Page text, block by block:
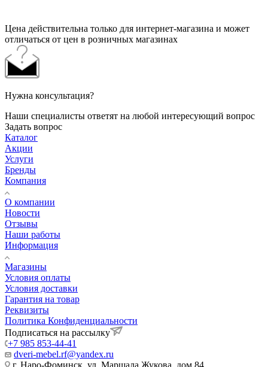
Цена действительна только для интернет-магазина и может
отличаться от цен в розничных магазинах
Нужна консультация?
Наши специалисты ответят на любой интересующий вопрос
Задать вопрос
Каталог
Акции
Услуги
Бренды
Компания
О компании
Новости
Отзывы
Наши работы
Информация
Магазины
Условия оплаты
Условия доставки
Гарантия на товар
Реквизиты
Политика Конфиденциальности
Подписаться на рассылку
+7 985 853-44-41
dveri-mebel.rf@yandex.ru
г. Наро-Фоминск, ул. Маршала Жукова, дом 84